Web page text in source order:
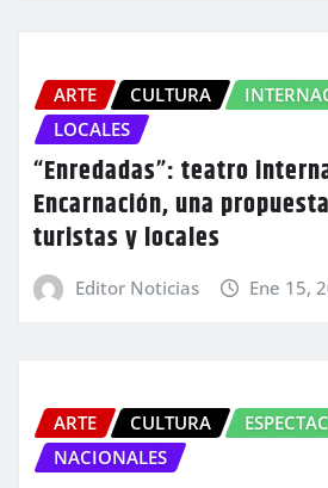
ARTE CULTURA
LOCALES
“Enredadas”: teatro
Encarnación, una
turistas y locales
Editor Noticias Ene 15,
ARTE CULTURA
NACIONALES